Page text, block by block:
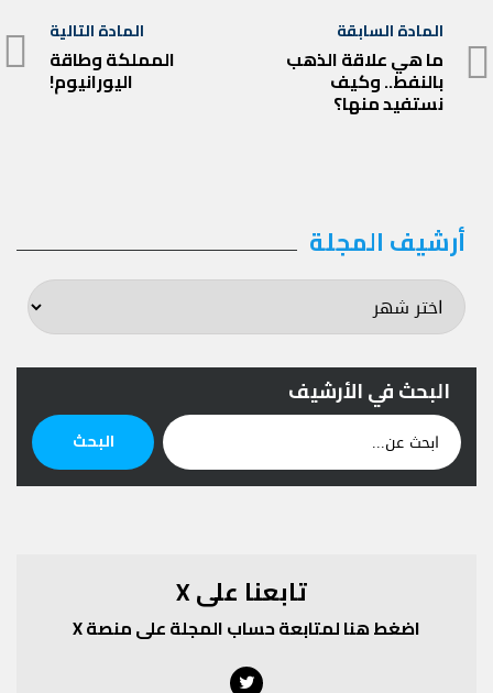
تصفّح
المقالات
المادة السابقة
المادة
السابقة
ما هي علاقة الذهب
بالنفط.. وكيف
نستفيد منها؟
المادة التالية
المادة المملكة وطاقة
اليورانيوم!
أرشيف المجلة أرشيف
المجلة
البحث في الأرشيف
عن:
البحث
تابعنا على X
اضغط هنا لمتابعة حساب المجلة على منصة X